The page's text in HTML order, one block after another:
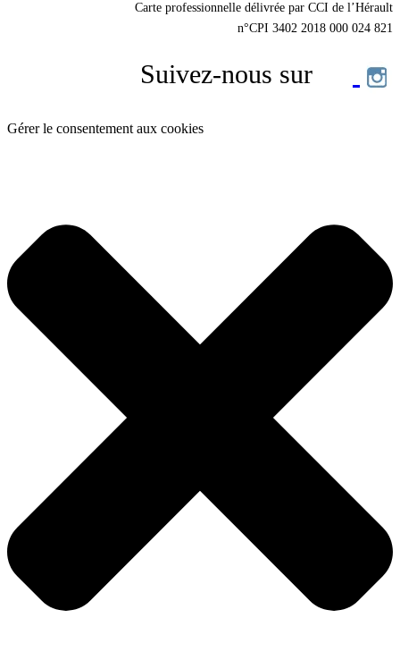
Carte professionnelle délivrée par CCI de l’Hérault
n°CPI 3402 2018 000 024 821
Suivez-nous sur
Gérer le consentement aux cookies